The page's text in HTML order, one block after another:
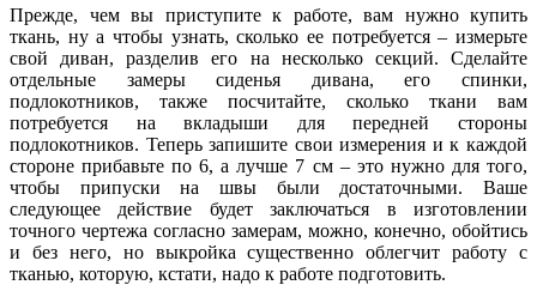
Прежде, чем вы приступите к работе, вам нужно купить
ткань, ну а чтобы узнать, сколько ее потребуется – измерьте
свой диван, разделив его на несколько секций. Сделайте
отдельные замеры сиденья дивана, его спинки,
подлокотников, также посчитайте, сколько ткани вам
потребуется на вкладыши для передней стороны
подлокотников. Теперь запишите свои измерения и к каждой
стороне прибавьте по 6, а лучше 7 см – это нужно для того,
чтобы припуски на швы были достаточными. Ваше
следующее действие будет заключаться в изготовлении
точного чертежа согласно замерам, можно, конечно, обойтись
и без него, но выкройка существенно облегчит работу с
тканью, которую, кстати, надо к работе подготовить.